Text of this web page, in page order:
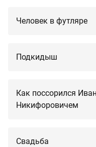
Человек в футляре
Подкидыш
Как поссорился
Никифоровичем
Свадьба